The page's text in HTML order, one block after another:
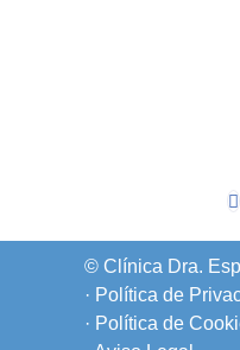
© Clínica Dra.
· Política de
· Política de